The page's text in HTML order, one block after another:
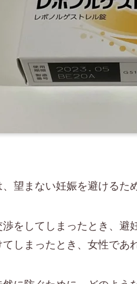
望まない妊娠を避けるた
をしてしまったとき、避
しまったとき、女性であ